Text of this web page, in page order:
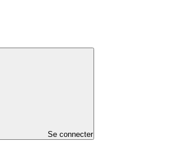
Se connecter